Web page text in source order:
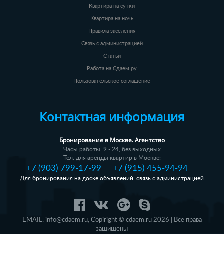
Квартира на сутки
Квартира на ночь
Правила заселения
Связь с администрацией
Статьи
Работа на Сдаём.ру
Пользовательское соглашение
Контактная информация
Бронирование в Москве. Агентство
Часы работы: 9 - 24, без выходных
Тел. для аренды квартир в Москве:
+7 (903) 799-17-99 +7 (915) 455-94-94
Для бронирования на доске объявлений: связь с администрацией
EMAIL: info@cdaem.ru, Copiright © cdaem.ru 2026 | Все права
защищены